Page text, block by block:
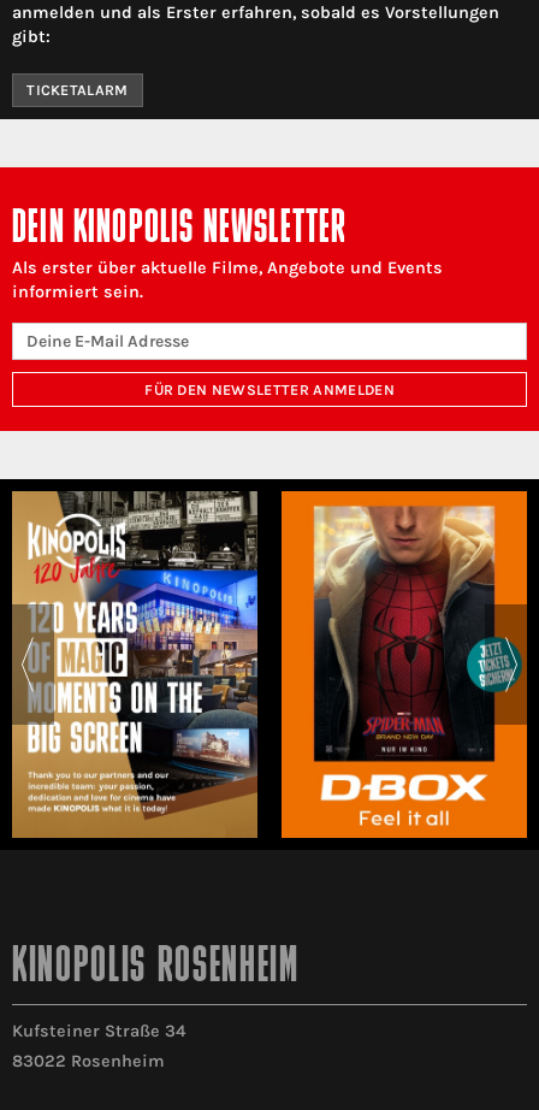
anmelden und als Erster erfahren, sobald es Vorstellungen
gibt:
TICKETALARM
DEIN KINOPOLIS NEWSLETTER
Als erster über aktuelle Filme, Angebote und Events
informiert sein.
FÜR DEN NEWSLETTER ANMELDEN
KINOPOLIS ROSENHEIM
Kufsteiner Straße 34
83022 Rosenheim